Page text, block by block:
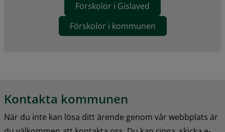
Förskolor i Gislaved
Förskolor i kommunen
Kontakta kommunen
När du inte kan lösa ditt ärende genom vår webbplats är